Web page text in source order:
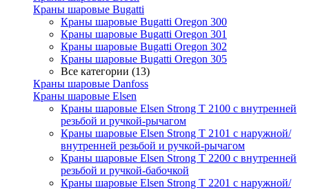
Краны шаровые Bugatti
Краны шаровые Bugatti Oregon 300
Краны шаровые Bugatti Oregon 301
Краны шаровые Bugatti Oregon 302
Краны шаровые Bugatti Oregon 305
Все категории (13)
Краны шаровые Danfoss
Краны шаровые Elsen
Краны шаровые Elsen Strong T 2100 с внутренней
резьбой и ручкой-рычагом
Краны шаровые Elsen Strong T 2101 с наружной/
внутренней резьбой и ручкой-рычагом
Краны шаровые Elsen Strong T 2200 с внутренней
резьбой и ручкой-бабочкой
Краны шаровые Elsen Strong T 2201 с наружной/